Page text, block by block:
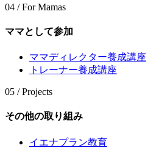
04 / For Mamas
ママとして参加
ママディレクター養成講座
トレーナー養成講座
05 / Projects
その他の取り組み
イエナプラン教育